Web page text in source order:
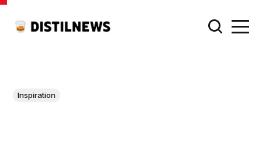
Inspiration